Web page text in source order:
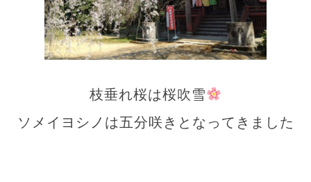
枝垂れ桜は桜吹雪
ソメイヨシノは五分咲きとなってきました